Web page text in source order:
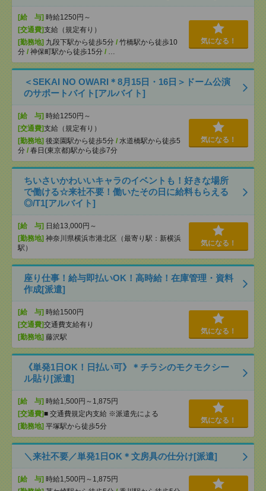
[給 与] 時給1250円～
[交通費]支給（規定有り）
[勤務地] 九段下駅から徒歩5分 / 竹橋駅から徒歩10
分 / 神保町駅から徒歩15分 / …
気になる！
＜SEKAI NO OWARI＊8月15日・16日＞ドーム公演
のサポートバイト[アルバイト]
[給 与] 時給1250円～
[交通費]支給（規定有り）
[勤務地] 後楽園駅から徒歩5分 / 水道橋駅から徒歩5
分 / 春日(東京都)駅から徒歩7分
気になる！
ちいさいかわいいキャラのイベントも！好きな場所
で働ける☆来社不要！働いたその日に給料もらえる
◎/T1[アルバイト]
[給 与] 日給13,000円～
[勤務地] 神奈川県横浜市港北区（最寄り駅：新横浜
駅）
気になる！
座り仕事！給与即払いOK！高時給！在庫管理・資料
作成[派遣]
[給 与] 時給1500円
[交通費]交通費支給有り
[勤務地] 藤沢駅
気になる！
《単発1日OK！日払い可》＊チラシのモクモクシー
ル貼り[派遣]
[給 与] 時給1,500円～1,875円
[交通費]■ 交通費規定内支給 ※派遣先による
[勤務地] 平塚駅から徒歩5分
気になる！
＼来社不要／単発1日OK＊文房具の仕分け[派遣]
[給 与] 時給1,500円～1,875円